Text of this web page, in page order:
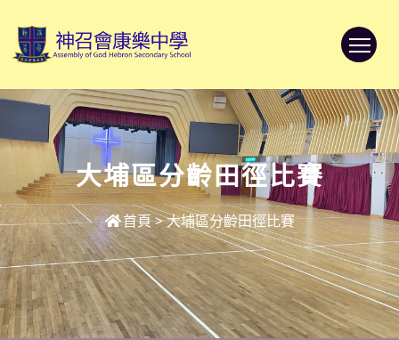
大埔區分齡田徑比賽
首頁>大埔區分齡田徑比賽